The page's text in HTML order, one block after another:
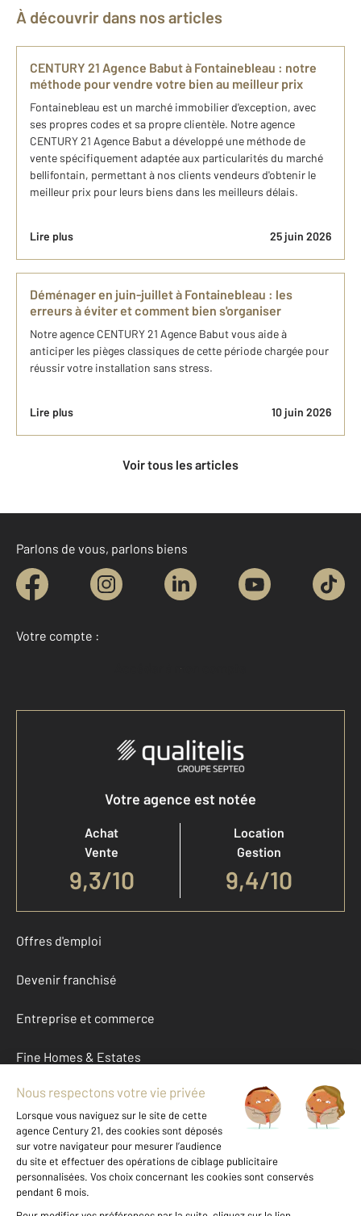
À découvrir dans nos articles
CENTURY 21 Agence Babut à Fontainebleau : notre
méthode pour vendre votre bien au meilleur prix
Fontainebleau est un marché immobilier d'exception, avec
ses propres codes et sa propre clientèle. Notre agence
CENTURY 21 Agence Babut a développé une méthode de
vente spécifiquement adaptée aux particularités du marché
bellifontain, permettant à nos clients vendeurs d'obtenir le
meilleur prix pour leurs biens dans les meilleurs délais.
Lire plus 25 juin 2026
Déménager en juin-juillet à Fontainebleau : les
erreurs à éviter et comment bien s'organiser
Notre agence CENTURY 21 Agence Babut vous aide à
anticiper les pièges classiques de cette période chargée pour
réussir votre installation sans stress.
Lire plus 10 juin 2026
Voir tous les articles
Parlons de vous, parlons biens
Votre compte :
Accéder à mon compte
Votre agence est notée
Achat
Vente
9,3/10
Location
Gestion
9,4/10
Offres d'emploi
Devenir franchisé
Entreprise et commerce
Fine Homes & Estates
À propos
International
Nous contacter